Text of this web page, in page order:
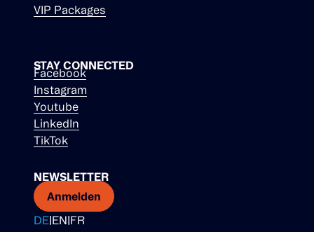
VIP Packages
STAY CONNECTED
Facebook
Instagram
Youtube
LinkedIn
TikTok
NEWSLETTER
Anmelden
DE|EN|FR